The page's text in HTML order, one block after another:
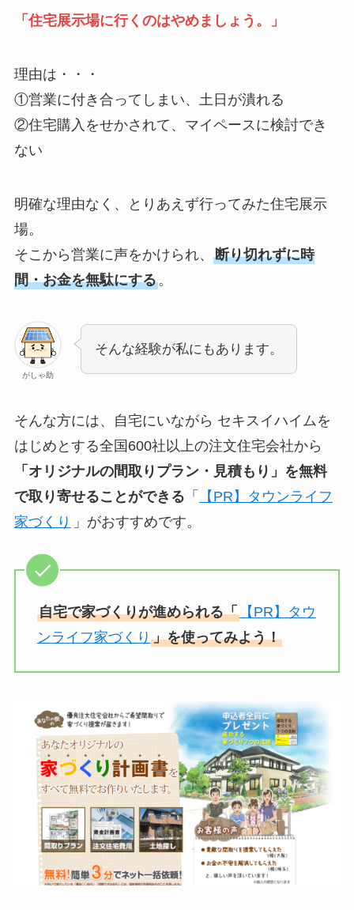
「住宅展示場に行くのはやめましょう。」
理由は・・・
①営業に付き合ってしまい、土日が潰れる
②住宅購入をせかされて、マイペースに検討でき
ない
明確な理由なく、とりあえず行ってみた住宅展示
場。
そこから営業に声をかけられ、 断り切れずに時
間・お金を無駄にする。
がしゃ助
そんな経験が私にもあります。
そんな方には、
自宅にいながら セキスイハイムを
はじめとする全国600社以上の注文住宅会社から
「オリジナルの間取りプラン・見積もり」を無料
で取り寄せることができる 「
【PR】タウンライフ
家づくり 」がおすすめです。
自宅で家づくりが進められる「【PR】タウ
ンライフ家づくり 」を使ってみよう！